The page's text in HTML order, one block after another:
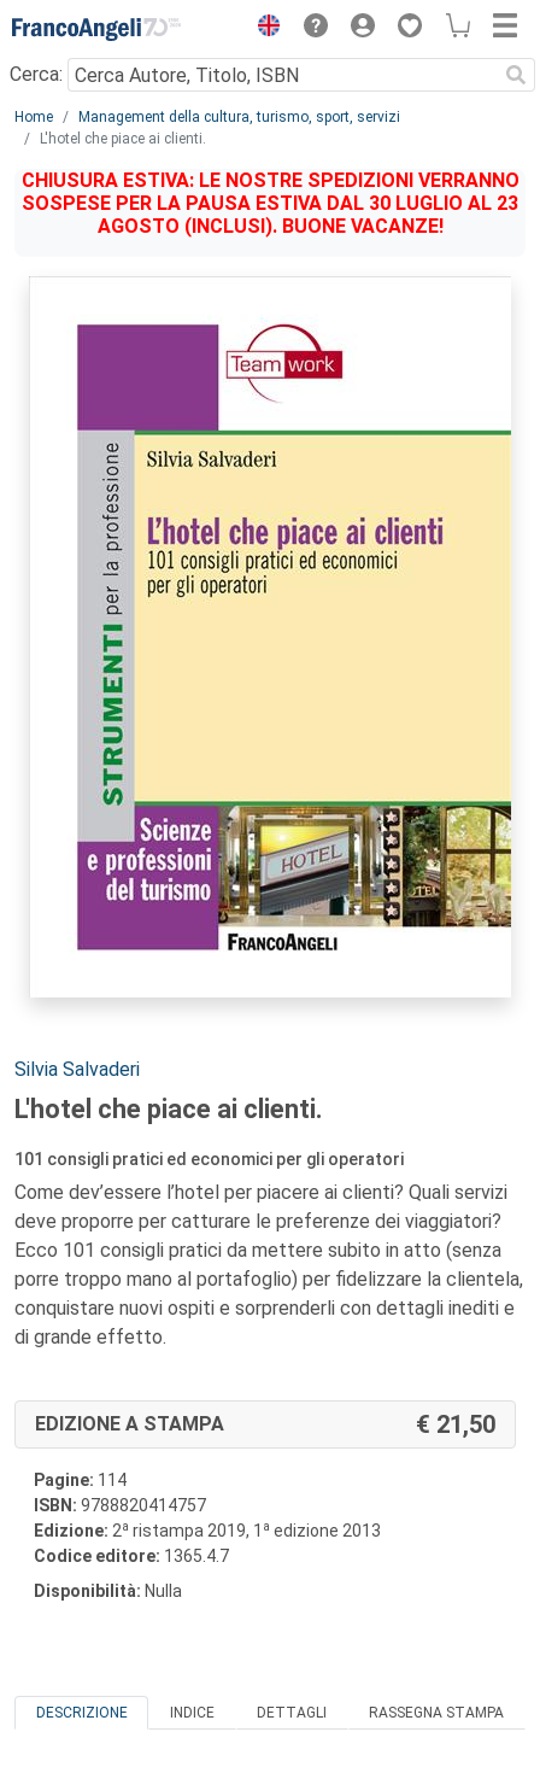
Menu
Cerca:
Main content
Home
Management della cultura, turismo, sport, servizi
L'hotel che piace ai clienti.
CHIUSURA ESTIVA: LE NOSTRE SPEDIZIONI VERRANNO
SOSPESE PER LA PAUSA ESTIVA DAL 30 LUGLIO AL 23
AGOSTO (INCLUSI). BUONE VACANZE!
Autori:
Silvia Salvaderi
L'hotel che piace ai clienti.
101 consigli pratici ed economici per gli operatori
Come dev’essere l’hotel per piacere ai clienti? Quali servizi
deve proporre per catturare le preferenze dei viaggiatori?
Ecco 101 consigli pratici da mettere subito in atto (senza
porre troppo mano al portafoglio) per fidelizzare la clientela,
conquistare nuovi ospiti e sorprenderli con dettagli inediti e
di grande effetto.
EDIZIONE A STAMPA 21,50
Pagine: 114
ISBN: 9788820414757
Edizione: 2a ristampa 2019, 1 a edizione 2013
Codice editore: 1365.4.7
Disponibilità: Nulla
DESCRIZIONE INDICE DETTAGLI RASSEGNA STAMPA